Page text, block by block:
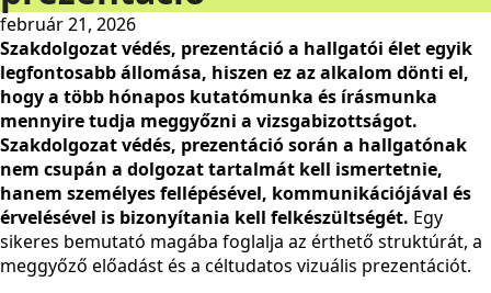
február 21, 2026
Szakdolgozat védés, prezentáció a hallgatói élet egyik
legfontosabb állomása, hiszen ez az alkalom dönti el,
hogy a több hónapos kutatómunka és írásmunka
mennyire tudja meggyőzni a vizsgabizottságot.
Szakdolgozat védés, prezentáció során a hallgatónak
nem csupán a dolgozat tartalmát kell ismertetnie,
hanem személyes fellépésével, kommunikációjával és
érvelésével is bizonyítania kell felkészültségét. Egy
sikeres bemutató magába foglalja az érthető struktúrát, a
meggyőző előadást és a céltudatos vizuális prezentációt.